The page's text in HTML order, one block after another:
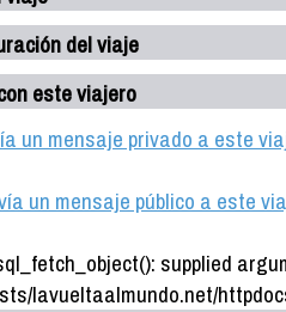
del viaje
este viajero
un mensaje privado a este
un mensaje público a este
supplied
lavueltaalmundo.net/